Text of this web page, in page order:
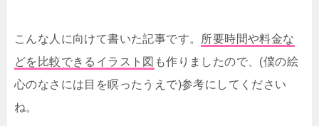
こんな人に向けて書いた記事です。 所要時間や料金な
どを比較できるイラスト図 も作りましたので、(僕の絵
心のなさには目を瞑ったうえで)参考にしてください
ね。